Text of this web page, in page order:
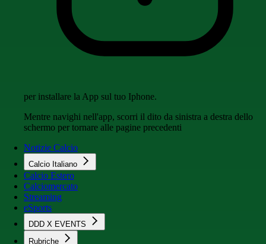
per installare la App sul tuo Iphone.
Mentre navighi nell'app, scorri il dito da sinistra a destra dello
schermo per tornare alle pagine precedenti
Notizie Calcio
Calcio Italiano
Calcio Estero
Calciomercato
Streaming
eSports
DDD X EVENTS
Rubriche